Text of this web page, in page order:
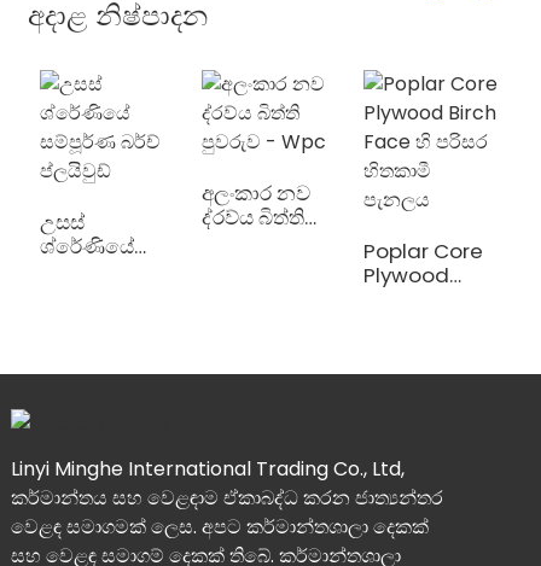
අදාළ නිෂ්පාදන
උසස්
ශ්රේණියේ
අලංකාර නව
ද්රව්ය බිත්ති
Poplar Core
Plywood
Linyi Minghe International Trading Co., Ltd,
කර්මාන්තය සහ වෙළඳාම ඒකාබද්ධ කරන ජාත්‍යන්තර
වෙළඳ සමාගමක් ලෙස. අපට කර්මාන්තශාලා දෙකක්
සහ වෙළඳ සමාගම් දෙකක් තිබේ. කර්මාන්තශාලා